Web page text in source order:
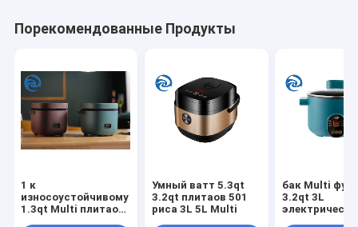
Порекомендованные Продукты
1 к
износоустойчивому
1.3qt Multi плитаов
Умный ватт 5.3qt
3.2qt плитаов 501
риса 3L 5L Multi
бак Multi
3.2qt 3L